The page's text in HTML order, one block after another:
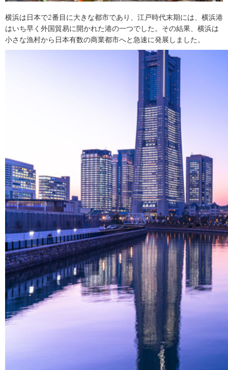
横浜は日本で2番目に大きな都市であり、江戸時代末期には、横浜港
はいち早く外国貿易に開かれた港の一つでした。その結果、横浜は
小さな漁村から日本有数の商業都市へと急速に発展しました。